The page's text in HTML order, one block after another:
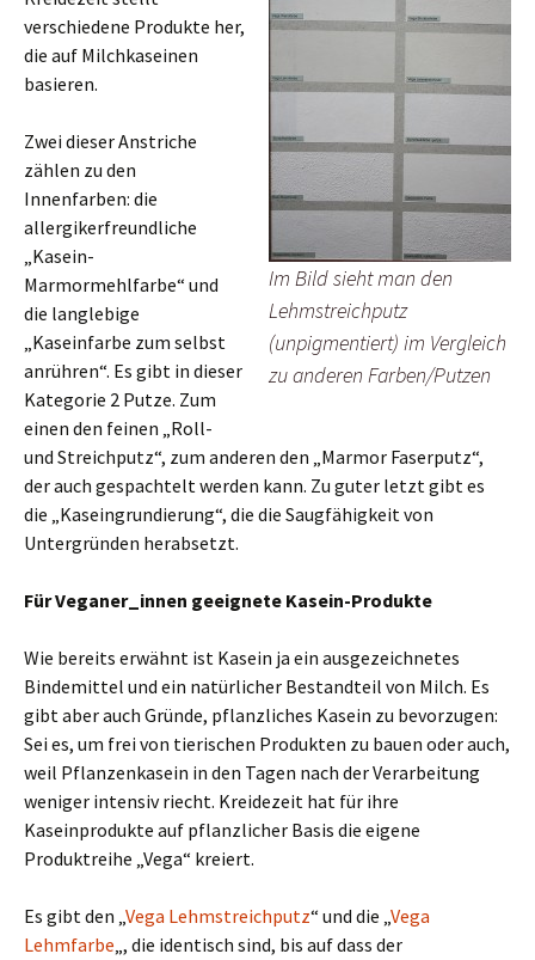
Im Bild sieht man den
Lehmstreichputz
(unpigmentiert) im Vergleich
zu anderen Farben/Putzen
verschiedene Produkte her,
die auf Milchkaseinen
basieren.
Zwei dieser Anstriche
zählen zu den
Innenfarben: die
allergikerfreundliche
„Kasein-
Marmormehlfarbe“ und
die langlebige
„Kaseinfarbe zum selbst
anrühren“. Es gibt in dieser
Kategorie 2 Putze. Zum
einen den feinen „Roll-
und Streichputz“, zum anderen den „Marmor Faserputz“,
der auch gespachtelt werden kann. Zu guter letzt gibt es
die „Kaseingrundierung“, die die Saugfähigkeit von
Untergründen herabsetzt.
Für Veganer_innen geeignete Kasein-Produkte
Wie bereits erwähnt ist Kasein ja ein ausgezeichnetes
Bindemittel und ein natürlicher Bestandteil von Milch. Es
gibt aber auch Gründe, pflanzliches Kasein zu bevorzugen:
Sei es, um frei von tierischen Produkten zu bauen oder auch,
weil Pflanzenkasein in den Tagen nach der Verarbeitung
weniger intensiv riecht. Kreidezeit hat für ihre
Kaseinprodukte auf pflanzlicher Basis die eigene
Produktreihe „Vega“ kreiert.
Es gibt den „Vega Lehmstreichputz“ und die „Vega
Lehmfarbe„, die identisch sind, bis auf dass der